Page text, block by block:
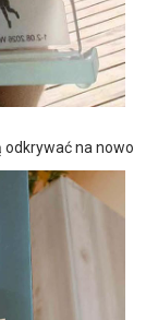
odkrywać na nowo